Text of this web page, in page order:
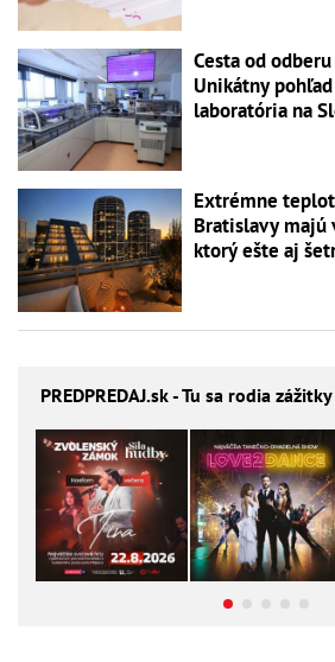
Cesta od
Unikátny
laboratória na
Extrémne
Bratislavy majú
ktorý ešte aj
PREDPREDAJ.sk - Tu sa rodia zážitky